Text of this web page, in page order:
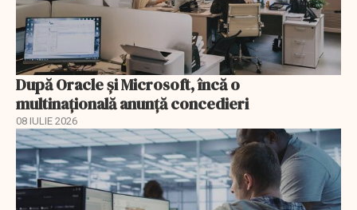
După Oracle şi Microsoft, încă o
multinaţională anunţă concedieri
08 IULIE 2026
EXCLUSIV